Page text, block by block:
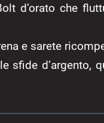
d’orato che
e sarete
sfide d’argento,